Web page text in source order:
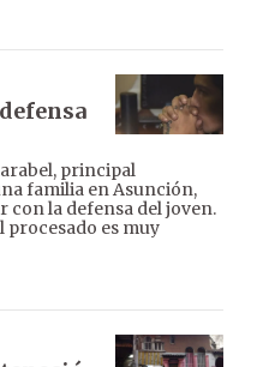
principal
familia en Asunción,
con la defensa del joven.
procesado es muy